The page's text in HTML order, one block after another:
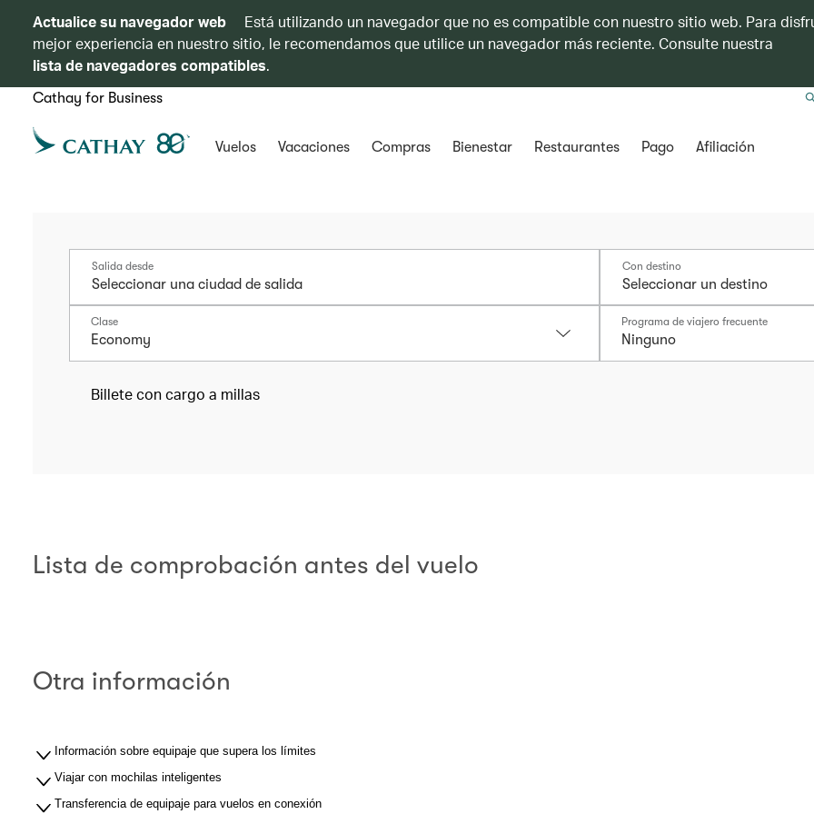
Actualice su navegador web
Está utilizando un navegador que no es compatible con nuestro sitio web. Para
mejor experiencia en nuestro sitio, le recomendamos que utilice un navegador más reciente. Consulte nuestra
lista de navegadores compatibles.
Cathay for Business
Vuelos Vacaciones Compras Bienestar Restaurantes Pago Afiliación
Salida desde Con destino
Clase
Economy
Programa de viajero frecuente
Ninguno
Billete con cargo a millas
Lista de comprobación antes del vuelo
Otra información
Información sobre equipaje que supera los límites
Viajar con mochilas inteligentes
Transferencia de equipaje para vuelos en conexión